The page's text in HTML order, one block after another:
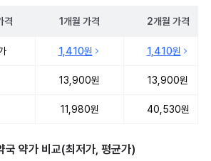
격 1개월 가격 2개월 가격
1,410원 1,410원
13,900원 13,900원
11,980원 40,530원
국 약가 비교(최저가, 평균가)